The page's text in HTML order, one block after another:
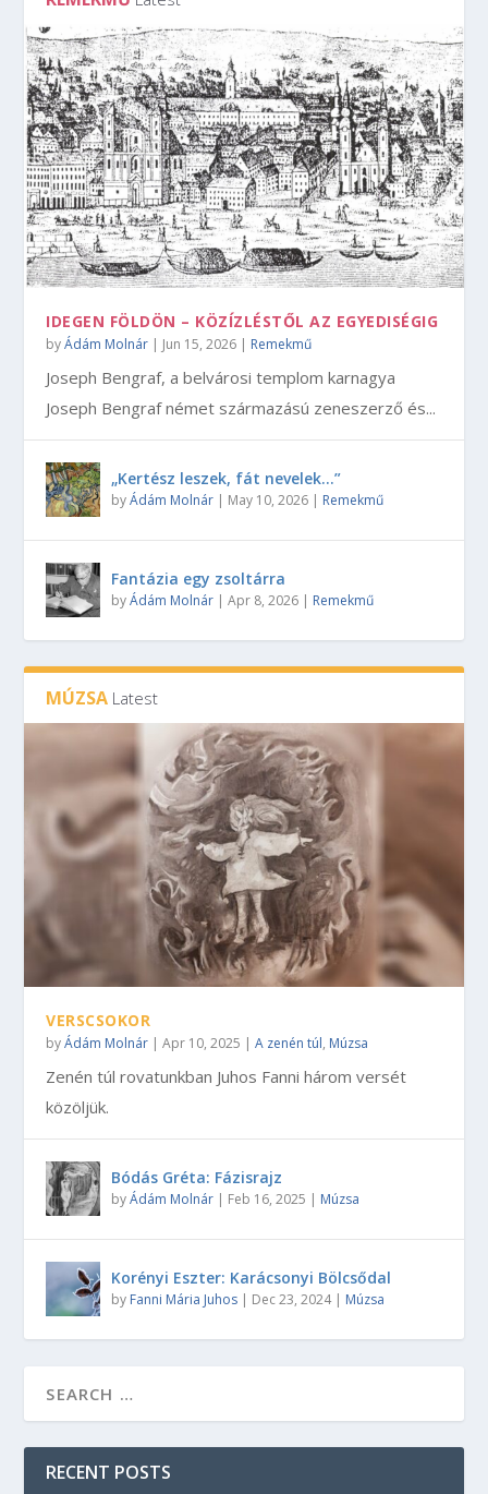
IDEGEN FÖLDÖN – KÖZÍZLÉSTŐL AZ EGYEDISÉGIG
byÁdám Molnár | Jun 15, 2026 | Remekmű
Joseph Bengraf, a belvárosi templom karnagya
Joseph Bengraf német származású zeneszerző és...
„Kertész leszek, fát nevelek…”
byÁdám Molnár | May 10, 2026 | Remekmű
Fantázia egy zsoltárra
byÁdám Molnár |Apr 8, 2026 | Remekmű
MÚZSA Latest
VERSCSOKOR
byÁdám Molnár |Apr 10, 2025 |A zenén túl, Múzsa
Zenén túl rovatunkban Juhos Fanni három versét
közöljük.
Bódás Gréta: Fázisrajz
byÁdám Molnár | Feb 16, 2025 | Múzsa
Korényi Eszter: Karácsonyi Bölcsődal
by Fanni Mária Juhos | Dec 23, 2024| Múzsa
RECENT POSTS